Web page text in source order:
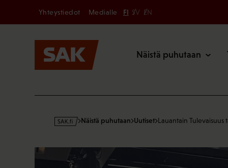
Secondary
Yhteystiedot Medialle FI SV EN
Näistä puhutaan
s
Näistä puhutaan Uutiset Lauantain Tulevaisuus